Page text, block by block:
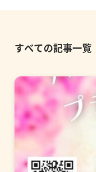
すべての記事一覧